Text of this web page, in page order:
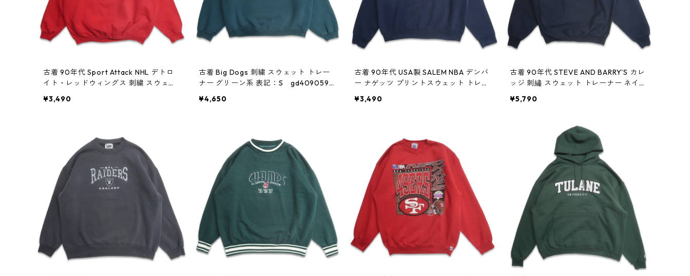
古着 90年代 Sport Attack NHL デトロ
イト・レッドウィングス 刺繍 スウェッ
9071n w60411
¥3,490
古着 Big Dogs 刺繍 スウェット トレー
ナー グリーン系 表記：S gd409059n
¥4,650
古着 90年代 USA製 SALEM NBA デンバ
ー ナゲッツ プリントスウェット トレー
60410
¥3,490
古着 90年代 STEVE AND BARRY'S カレ
ッジ 刺繡 スウェット トレーナー ネイビ
¥5,790